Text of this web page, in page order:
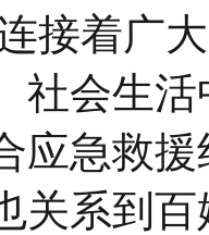
接着广
社会生
应急救
关系到